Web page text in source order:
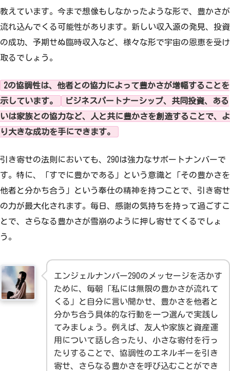
教えています。今まで想像もしなかったような形で、豊かさが
流れ込んでくる可能性があります。新しい収入源の発見、投資
の成功、予期せぬ臨時収入など、様々な形で宇宙の恩恵を受け
取るでしょう。
2の協調性は、他者との協力によって豊かさが増幅することを
示しています。
ビジネスパートナーシップ、共同投資、ある
いは家族との協力など、人と共に豊かさを創造することで、よ
り大きな成功を手にできます。
引き寄せの法則においても、290は強力なサポートナンバーで
す。特に、「すでに豊かである」という意識と「その豊かさを
他者と分かち合う」という奉仕の精神を持つことで、引き寄せ
の力が最大化されます。毎日、感謝の気持ちを持って過ごすこ
とで、さらなる豊かさが雪崩のように押し寄せてくるでしょ
う。
エンジェルナンバー290のメッセージを活かす
ために、毎朝「私には無限の豊かさが流れて
くる」と自分に言い聞かせ、豊かさを他者と
分かち合う具体的な行動を一つ選んで実践し
てみましょう。例えば、友人や家族と資産運
用について話し合ったり、小さな寄付を行っ
たりすることで、協調性のエネルギーを引き
寄せ、さらなる豊かさを呼び込むことができ